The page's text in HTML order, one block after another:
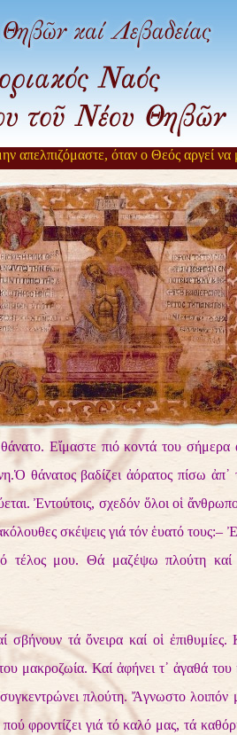
όταν ο Θεός αργεί να
Εἴμαστε πιό κοντά του σήμερα
θάνατος βαδίζει ἀόρατος πίσω ἀπ᾿
Ἐντούτοις, σχεδόν ὅλοι οἱ
σκέψεις γιά τόν ἑυατό τους:–
τέλος μου. Θά μαζέψω πλούτη καί
σβήνουν τά ὄνειρα καί οἱ ἐπιθυμίες.
μακροζωία. Καί ἀφήνει τ᾿ ἀγαθά του
πλούτη. Ἄγνωστο λοιπόν
φροντίζει γιά τό καλό μας, τά